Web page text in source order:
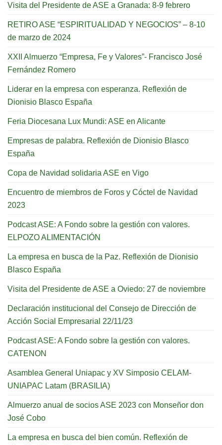
Visita del Presidente de ASE a Granada: 8-9 febrero
RETIRO ASE “ESPIRITUALIDAD Y NEGOCIOS” – 8-10
de marzo de 2024
XXII Almuerzo “Empresa, Fe y Valores”- Francisco José
Fernández Romero
Liderar en la empresa con esperanza. Reflexión de
Dionisio Blasco España
Feria Diocesana Lux Mundi: ASE en Alicante
Empresas de palabra. Reflexión de Dionisio Blasco
España
Copa de Navidad solidaria ASE en Vigo
Encuentro de miembros de Foros y Cóctel de Navidad
2023
Podcast ASE: A Fondo sobre la gestión con valores.
ELPOZO ALIMENTACIÓN
La empresa en busca de la Paz. Reflexión de Dionisio
Blasco España
Visita del Presidente de ASE a Oviedo: 27 de noviembre
Declaración institucional del Consejo de Dirección de
Acción Social Empresarial 22/11/23
Podcast ASE: A Fondo sobre la gestión con valores.
CATENON
Asamblea General Uniapac y XV Simposio CELAM-
UNIAPAC Latam (BRASILIA)
Almuerzo anual de socios ASE 2023 con Monseñor don
José Cobo
La empresa en busca del bien común. Reflexión de